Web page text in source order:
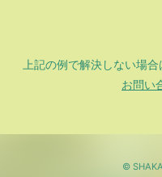
上記の例で解決しない場
お問い
©